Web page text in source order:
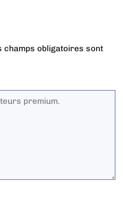
champs obligatoires sont